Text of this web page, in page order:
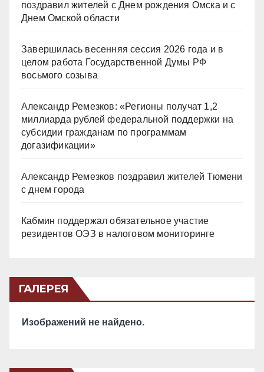
поздравил жителей с Днем рождения Омска и с
Днем Омской области
Завершилась весенняя сессия 2026 года и в
целом работа Государственной Думы РФ
восьмого созыва
Александр Ремезков: «Регионы получат 1,2
миллиарда рублей федеральной поддержки на
субсидии гражданам по программам
догазификации»
Александр Ремезков поздравил жителей Тюмени
с днем города
Кабмин поддержал обязательное участие
резидентов ОЭЗ в налоговом мониторинге
ГАЛЕРЕЯ
Изображений не найдено.